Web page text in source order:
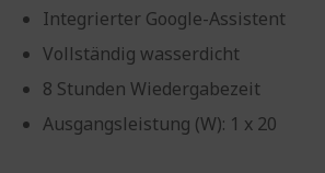
Integrierter Google-Assistent
Vollständig wasserdicht
8 Stunden Wiedergabezeit
Ausgangsleistung (W): 1 x 20